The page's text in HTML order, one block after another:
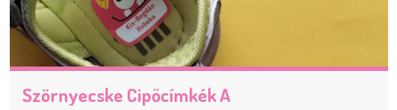
Szörnyecske Cipőcímkék A